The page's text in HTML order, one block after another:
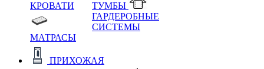
КРОВАТИ
МАТРАСЫ
ТУМБЫ
ГАРДЕРОБНЫЕ
СИСТЕМЫ
ПРИХОЖАЯ